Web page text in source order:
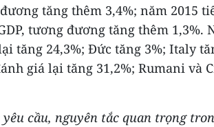
tăng thêm 3,4%; năm 2015
tương đương tăng thêm 1,3%.
tăng 24,3%; Đức tăng 3%; Italy
giá lại tăng 31,2%; Rumani và
yêu cầu, nguyên tắc quan trọng